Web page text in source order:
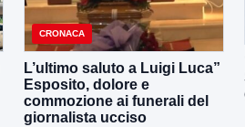
CRONACA
L’ultimo saluto a Luigi Luca”
Esposito, dolore e
commozione ai funerali del
giornalista ucciso